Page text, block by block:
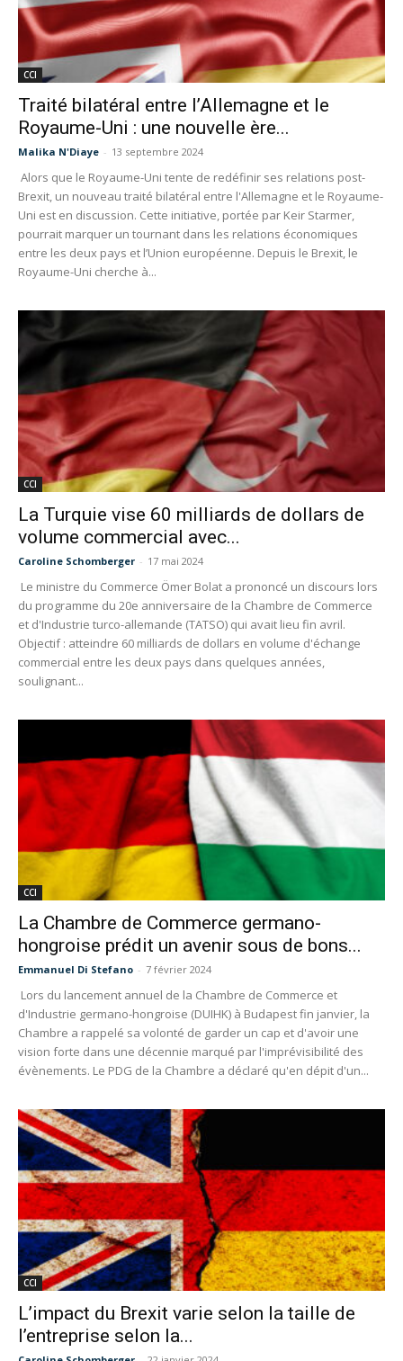
CCI
Traité bilatéral entre l’Allemagne et le
Royaume-Uni : une nouvelle ère...
Malika N'Diaye - 13 septembre 2024
Alors que le Royaume-Uni tente de redéfinir ses relations post-
Brexit, un nouveau traité bilatéral entre l'Allemagne et le Royaume-
Uni est en discussion. Cette initiative, portée par Keir Starmer,
pourrait marquer un tournant dans les relations économiques
entre les deux pays et l’Union européenne. Depuis le Brexit, le
Royaume-Uni cherche à...
CCI
La Turquie vise 60 milliards de dollars de
volume commercial avec...
Caroline Schomberger - 17 mai 2024
Le ministre du Commerce Ömer Bolat a prononcé un discours lors
du programme du 20e anniversaire de la Chambre de Commerce
et d'Industrie turco-allemande (TATSO) qui avait lieu fin avril.
Objectif : atteindre 60 milliards de dollars en volume d'échange
commercial entre les deux pays dans quelques années,
soulignant...
CCI
La Chambre de Commerce germano-
hongroise prédit un avenir sous de bons...
Emmanuel Di Stefano - 7 février 2024
Lors du lancement annuel de la Chambre de Commerce et
d'Industrie germano-hongroise (DUIHK) à Budapest fin janvier, la
Chambre a rappelé sa volonté de garder un cap et d'avoir une
vision forte dans une décennie marqué par l'imprévisibilité des
évènements. Le PDG de la Chambre a déclaré qu'en dépit d'un...
CCI
L’impact du Brexit varie selon la taille de
l’entreprise selon la...